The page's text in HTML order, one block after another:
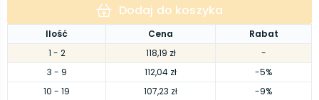
Ilość Cena
Rabat
1 - 2 118,19 zł
-
3 - 9 112,04 zł
-5%
10 - 19 107,23 zł
-9%
Dodaj do koszyka